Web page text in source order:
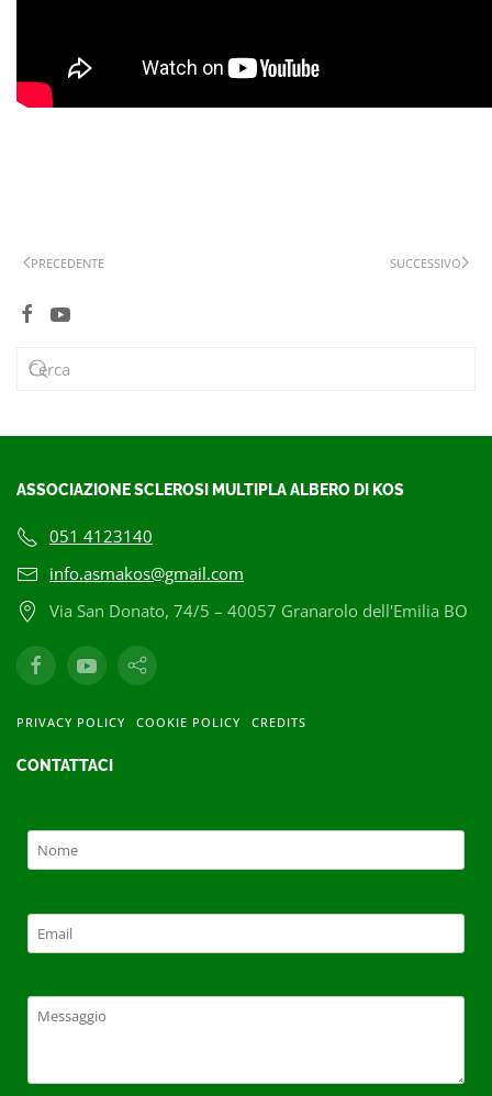
PRECEDENTE SUCCESSIVO
ASSOCIAZIONE SCLEROSI MULTIPLA ALBERO DI KOS
051 4123140
info.asmakos@gmail.com
Via San Donato, 74/5 – 40057 Granarolo dell'Emilia BO
PRIVACY POLICY COOKIE POLICY CREDITS
CONTATTACI